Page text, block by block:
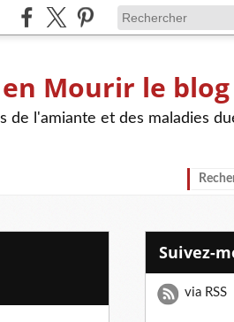
en Mourir le blog
de l'amiante et des maladies
Suivez-
via RSS